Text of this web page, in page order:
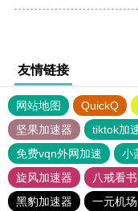
友情链接
网站地图 QuickQ
坚果加速器
tiktok加
免费vqn外网加速
小
旋风加速器
八戒看书
黑豹加速器
一元机场